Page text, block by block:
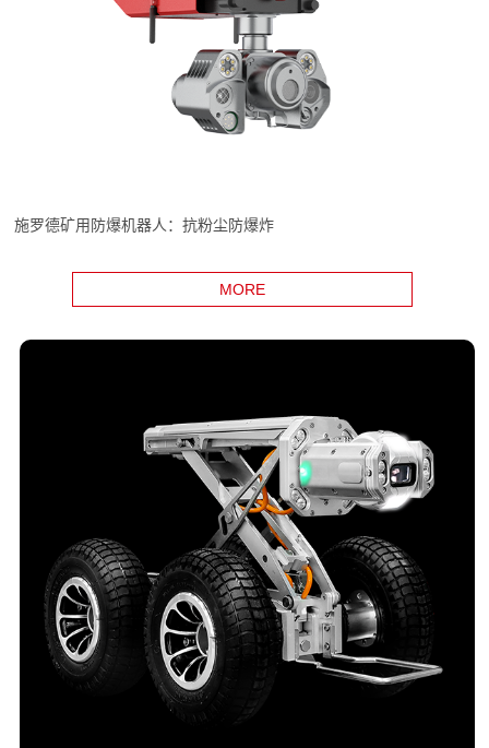
施罗德矿用防爆机器人：抗粉尘防爆炸
MORE